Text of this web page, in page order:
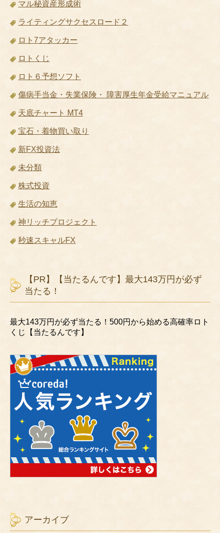
マル秘資産形成術
ライティングサクセスロード２
ロト7アタッカー
ロトくじ
ロト６予想ソフト
傷病手当金・失業保険・ 障害厚生年金受給マニュアル
天底チャート MT4
宝石・着物買い取り
新FX投資法
未分類
株式投資
生活の知恵
神リッチプロジェクト
秒速スキャルFX
【PR】【当たるんです】最大143万円が必ず
当たる！
最大143万円が必ず当たる！500円から始める高確率ロト
くじ【当たるんです】
アーカイブ